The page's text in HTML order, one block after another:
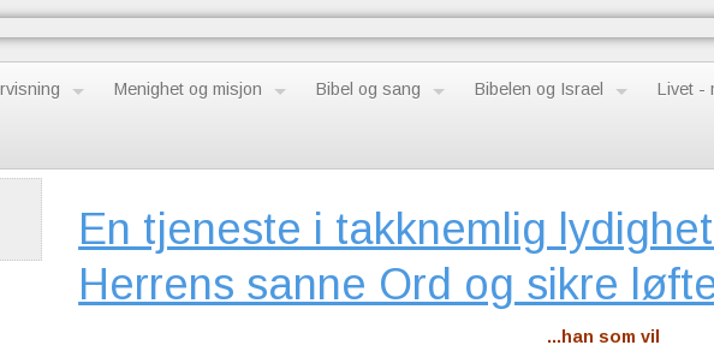
Menighet og misjon Bibel og sang Bibelen og Israel Livet -
En tjeneste i takknemlig
Herrens sanne Ord og sikre
...han som vil